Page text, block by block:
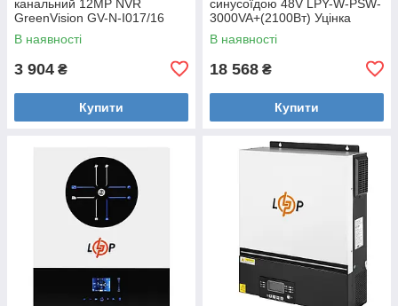
канальний 12MP NVR
GreenVision GV-N-I017/16
Уцінка
В наявності
3 904 ₴
Купити
синусоїдою 48V LPY-W-PSW-
3000VA+(2100Вт) Уцінка
В наявності
18 568 ₴
Купити